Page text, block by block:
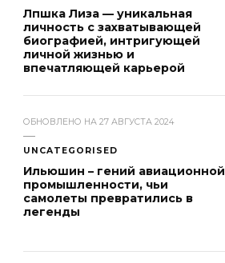
Лпшка Лиза — уникальная
личность с захватывающей
биографией, интригующей
личной жизнью и
впечатляющей карьерой
ОБНОВЛЕНО НА 27 АВГУСТА 2024
UNCATEGORISED
Ильюшин – гений авиационной
промышленности, чьи
самолеты превратились в
легенды